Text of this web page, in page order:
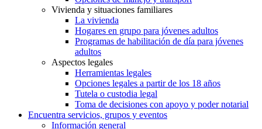
Vivienda y situaciones familiares
La vivienda
Hogares en grupo para jóvenes adultos
Programas de habilitación de día para jóvenes
adultos
Aspectos legales
Herramientas legales
Opciones legales a partir de los 18 años
Tutela o custodia legal
Toma de decisiones con apoyo y poder notarial
Encuentra servicios, grupos y eventos
Información general